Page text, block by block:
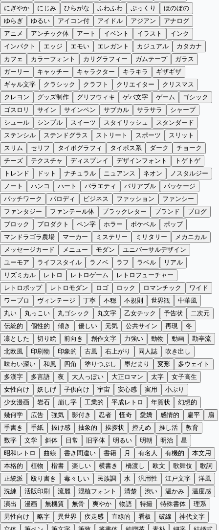
にぎやか
にじみ ひらがな ふわふわ ぷっくり
ほのぼの
ゆらぎ
ゆるい アイコン付 アイドル アジアン
アナログ
アニメ
アンチック体 アート イベント イラスト
インク
インパクト
エッジ エモい エレガント カジュアル
カタカナ
カフェ
カラーフォント カリグラフィー ガムテープ
ガラス
ガーリー
キャッチー キャラクター キラキラ
ギザギザ
ギャル文字
クラシック クラフト クリエイター
クリスマス
クレヨン
グッズ制作 グリフウィキ ゲバ文字 ゲーム
ゴシック
ゴスロリ
サイン サインペン サブカル サラサラ
シャープ
シュール
シンプル スイーツ スタイリッシュ
スタンダード
ステンシル
ステンドグラス ストリート スポーツ
スリット
スリム
セリフ タイポグラフィ タイポス系 ダーク
チョーク
チーズ
テクスチャ ディスプレイ デザインフォント
トゲトゲ
トレンド
ドット ナチュラル ニュアンス ネオン
ノスタルジー
ノート
ハンコ ハート バラエティ バリアブル
パッケージ
パッチワーク
パロディ ビジネス ファッション
ファンシー
ファンタジー
ファンテール体 ブラックレター ブランド
ブログ
ブロック
プロダクト ペン字 ホラー ポケベル
ポップ
マンドラゴラ農場
マーカー ミステリー ミリタリー
メカニカル
メッセージカード
メニュー モダン
ユニバーサルデザイン
ユーモア
ライフスタイル ラノベ ラフ ラベル
リアル
リズミカル
レトロ レトロゲーム
レトロフューチャー
レトロポップ
レトロモダン ロゴ ロック ロマンチック
ワイド
ワープロ
ヴィンテージ 丁寧 不穏 不規則 世界観
中華風
丸い
丸っこい 丸ゴシック 丸文字 乙女チック 予告状
二次元
伝統的
個性的 傾き 優しい 元気 公共サイン 再現
冬
凛とした
切り絵 前向き 創作文字 力強い 動物 動画
勘亭流
北欧風
印刷物 印象的 古風 右上がり 同人誌
吹き出し
味わい深い
和風 四角 塗りつぶし 墨だまり 変形
多ウェイト
多漢字
多言語 夜 大人っぽい 大正ロマン 太字
女子高生
女性向け
妖しげ 子供向け 宇宙 安心感 実用
小ぶり
少女漫画
岩石 崩し字 工業的 平成レトロ 年賀状
幻想的
幾何学
広告 強気 影付き 忍者 怪奇 愛嬌 感情的 扁平
扇
手書き
手紙 抜け感 抽象的 挨拶状 控えめ 推し活
教育
数字
文学 斜体 日常 旧字体 明るい 明朝 明治
星
昭和レトロ
曲線 書き間違い 書籍 月 有名人 有機的
本文用
本格的
植物 楷書 楽しい 横書き 橋渡し 欧文 歌舞伎
歌詞
正統派
殴り書き 毒々しい 民族調 水 汎用性 江戸文字
洋風
洗練
活版印刷 流麗 混植フォント 清楚 渋い 温かみ
温度感
演出
漫画 無機質 無骨 爽やか 物語 特撮 特殊書体
理系
男性向け
略字 異世界 疾走感 直線的 看板 破線
神代文字